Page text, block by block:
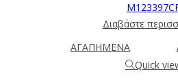
Διαβάστε
ΑΓΑΠΗΜΕΝΑ
Quick